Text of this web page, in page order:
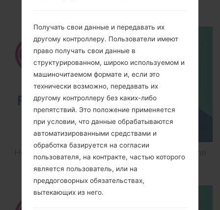
How to Flash Stock Firmware on LG Smartphone
Получать свои данные и передавать их
другому контроллеру. Пользователи имеют
право получать свои данные в
структурированном, широко используемом и
машиночитаемом формате и, если это
технически возможно, передавать их
другому контроллеру без каких-либо
препятствий. Это положение применяется
при условии, что данные обрабатываются
автоматизированными средствами и
обработка базируется на согласии
пользователя, на контракте, частью которого
является пользователь, или на
преддоговорных обязательствах,
вытекающих из него.